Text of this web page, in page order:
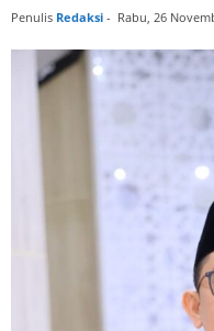
Penulis Redaksi - Rabu, 26